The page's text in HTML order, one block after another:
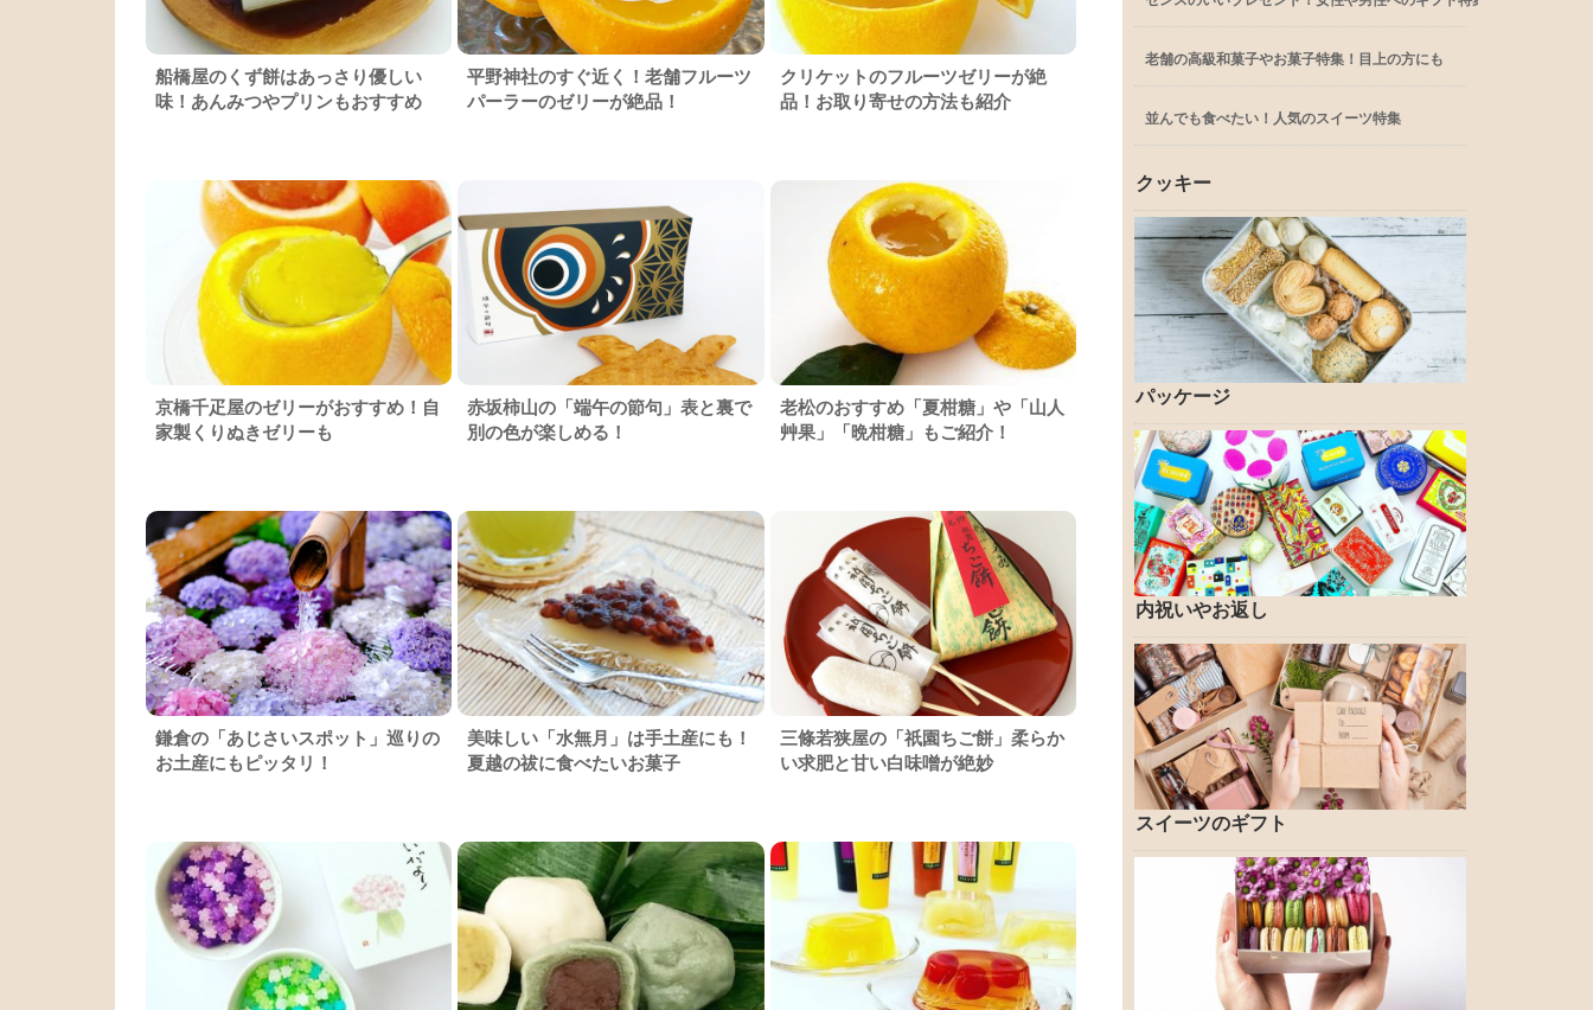
船橋屋のくず餅はあっさり優しい
味！あんみつやプリンもおすすめ
平野神社のすぐ近く！老舗フルーツ
パーラーのゼリーが絶品！
クリケットのフルーツゼリーが絶
品！お取り寄せの方法も紹介
京橋千疋屋のゼリーがおすすめ！自
家製くりぬきゼリーも
赤坂柿山の「端午の節句」表と裏で
別の色が楽しめる！
老松のおすすめ「夏柑糖」や「山人
艸果」「晩柑糖」もご紹介！
鎌倉の「あじさいスポット」巡りの
お土産にもピッタリ！
美味しい「水無月」は手土産にも！
夏越の祓に食べたいお菓子
三條若狭屋の「祇園ちご餅」柔らか
い求肥と甘い白味噌が絶妙
老舗の高級和菓子やお菓子特集！目上の方にも
並んでも食べたい！人気のスイーツ特集
クッキー
パッケージ
内祝いやお返し
スイーツのギフト